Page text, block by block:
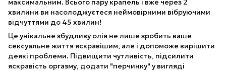
максимальним. Всього пару крапель і вже через 2
хвилини ви насолоджуєтеся неймовірними вібруючими
відчуттями до 45 хвилин!
Це унікальне збудливу олія не лише зробить ваше
сексуальне життя яскравішим, але і допоможе вирішити
деякі проблеми. Підвищити чутливість, підсилити
яскравість оргазму, додати "перчинку" у вигляді